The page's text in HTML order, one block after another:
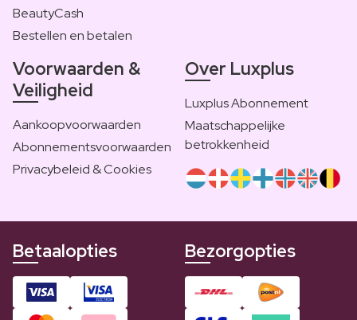
BeautyCash
Bestellen en betalen
Voorwaarden &
Veiligheid
Aankoopvoorwaarden
Abonnementsvoorwaarden
Privacybeleid & Cookies
Over Luxplus
Luxplus Abonnement
Maatschappelijke
betrokkenheid
Betaalopties Bezorgopties